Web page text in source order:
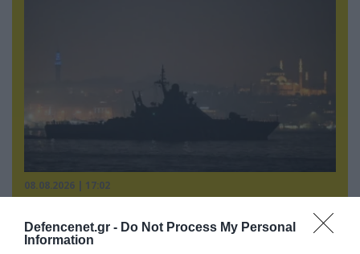
Defencenet.gr - Do Not Process My Personal
Information
08.08.2026 | 17:02
Περιορίζει την κίνηση πλοίων από την Μαύρη
Θάλασσα